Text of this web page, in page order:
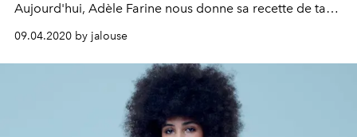
Aujourd'hui, Adèle Farine nous donne sa recette de tarte
tatin d'endives au chèvre.
09.04.2020 by jalouse